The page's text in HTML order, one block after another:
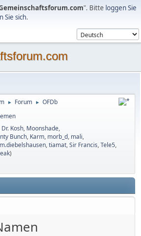
". Bitte loggen Sie
Sie sich.
► Forum ► OFDb
Dr. Kosh, Moonshade,
Bunch, Karm, morb_d, mali,
,tiamat,Sir Francis,Tele5,
)